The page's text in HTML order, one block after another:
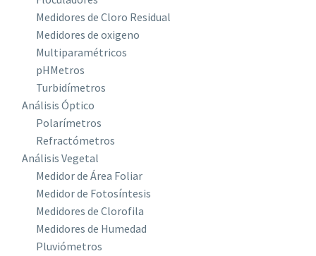
Medidores de Cloro Residual
Medidores de oxigeno
Multiparamétricos
pHMetros
Turbidímetros
Análisis Óptico
Polarímetros
Refractómetros
Análisis Vegetal
Medidor de Área Foliar
Medidor de Fotosíntesis
Medidores de Clorofila
Medidores de Humedad
Pluviómetros